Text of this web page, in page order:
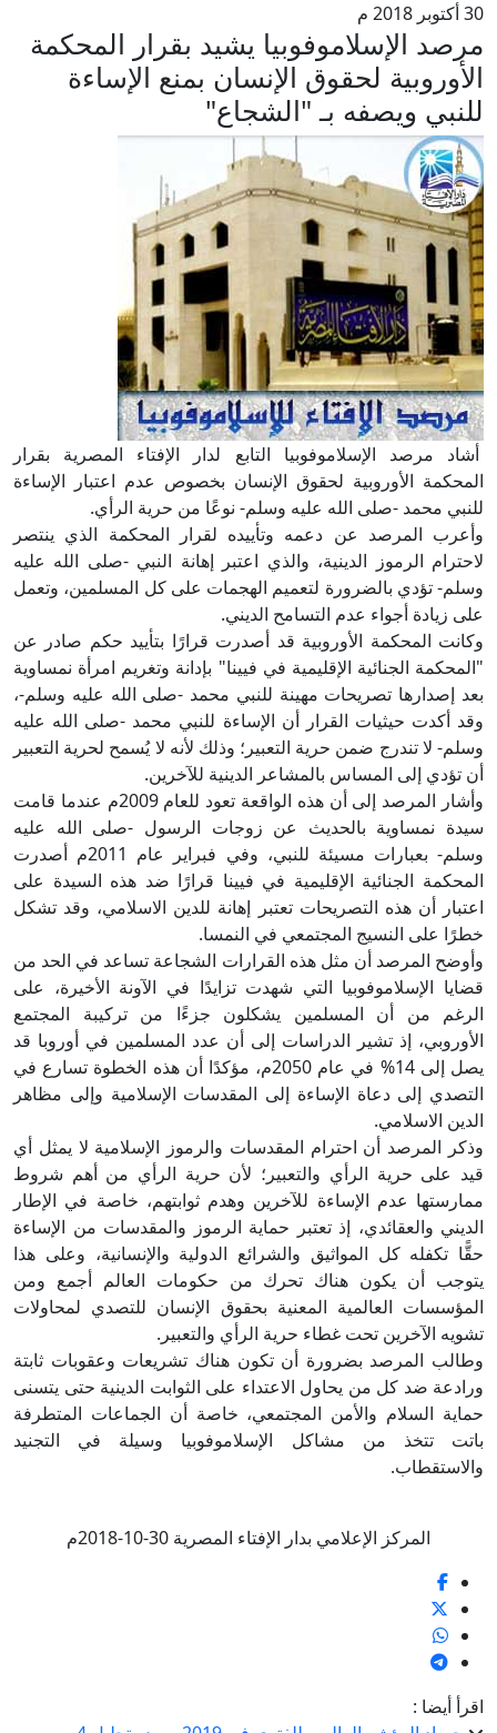
30 أكتوبر 2018 م
مرصد الإسلاموفوبيا يشيد بقرار المحكمة
الأوروبية لحقوق الإنسان بمنع الإساءة
للنبي ويصفه بـ "الشجاع"
أشاد مرصد الإسلاموفوبيا التابع لدار الإفتاء المصرية بقرار
المحكمة الأوروبية لحقوق الإنسان بخصوص عدم اعتبار الإساءة
للنبي محمد -صلى الله عليه وسلم- نوعًا من حرية الرأي.
وأعرب المرصد عن دعمه وتأييده لقرار المحكمة الذي ينتصر
لاحترام الرموز الدينية، والذي اعتبر إهانة النبي -صلى الله عليه
وسلم- تؤدي بالضرورة لتعميم الهجمات على كل المسلمين، وتعمل
على زيادة أجواء عدم التسامح الديني.
وكانت المحكمة الأوروبية قد أصدرت قرارًا بتأييد حكم صادر عن
"المحكمة الجنائية الإقليمية في فيينا" بإدانة وتغريم امرأة نمساوية
بعد إصدارها تصريحات مهينة للنبي محمد -صلى الله عليه وسلم-،
وقد أكدت حيثيات القرار أن الإساءة للنبي محمد -صلى الله عليه
وسلم- لا تندرج ضمن حرية التعبير؛ وذلك لأنه لا يُسمح لحرية التعبير
أن تؤدي إلى المساس بالمشاعر الدينية للآخرين.
وأشار المرصد إلى أن هذه الواقعة تعود للعام 2009م عندما قامت
سيدة نمساوية بالحديث عن زوجات الرسول -صلى الله عليه
وسلم- بعبارات مسيئة للنبي، وفي فبراير عام 2011م أصدرت
المحكمة الجنائية الإقليمية في فيينا قرارًا ضد هذه السيدة على
اعتبار أن هذه التصريحات تعتبر إهانة للدين الاسلامي، وقد تشكل
خطرًا على النسيج المجتمعي في النمسا.
وأوضح المرصد أن مثل هذه القرارات الشجاعة تساعد في الحد من
قضايا الإسلاموفوبيا التي شهدت تزايدًا في الآونة الأخيرة، على
الرغم من أن المسلمين يشكلون جزءًا من تركيبة المجتمع
الأوروبي، إذ تشير الدراسات إلى أن عدد المسلمين في أوروبا قد
يصل إلى 14% في عام 2050م، مؤكدًا أن هذه الخطوة تسارع في
التصدي إلى دعاة الإساءة إلى المقدسات الإسلامية وإلى مظاهر
الدين الاسلامي.
وذكر المرصد أن احترام المقدسات والرموز الإسلامية لا يمثل أي
قيد على حرية الرأي والتعبير؛ لأن حرية الرأي من أهم شروط
ممارستها عدم الإساءة للآخرين وهدم ثوابتهم، خاصة في الإطار
الديني والعقائدي، إذ تعتبر حماية الرموز والمقدسات من الإساءة
حقًّا تكفله كل المواثيق والشرائع الدولية والإنسانية، وعلى هذا
يتوجب أن يكون هناك تحرك من حكومات العالم أجمع ومن
المؤسسات العالمية المعنية بحقوق الإنسان للتصدي لمحاولات
تشويه الآخرين تحت غطاء حرية الرأي والتعبير.
وطالب المرصد بضرورة أن تكون هناك تشريعات وعقوبات ثابتة
ورادعة ضد كل من يحاول الاعتداء على الثوابت الدينية حتى يتسنى
حماية السلام والأمن المجتمعي، خاصة أن الجماعات المتطرفة
باتت تتخذ من مشاكل الإسلاموفوبيا وسيلة في التجنيد
والاستقطاب.
المركز الإعلامي بدار الإفتاء المصرية 30-10-2018م
اقرأ أيضا :